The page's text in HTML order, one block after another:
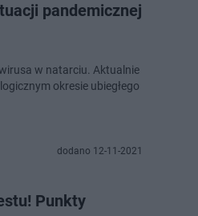
pandemicznej
w natarciu. Aktualnie
okresie ubiegłego
dodano 12-11-2021
Punkty